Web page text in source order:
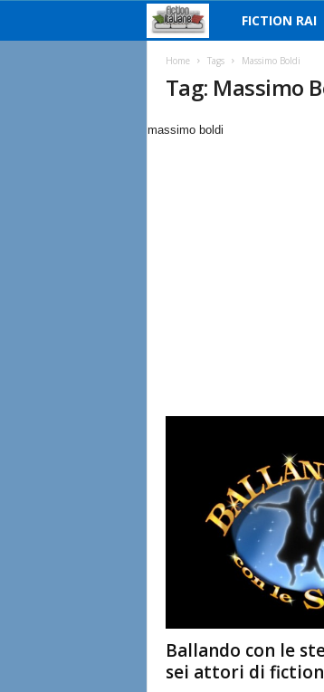
c
l
a
n
FICTION RAI
Home Tags Massimo Boldi
Tag: Massimo
massimo boldi
Ballando con le
sei attori di